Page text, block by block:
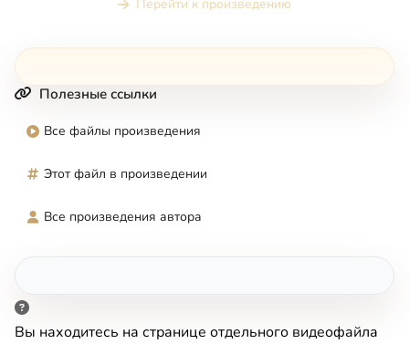
Перейти к произведению
Полезные ссылки
Все файлы произведения
Этот файл в произведении
Все произведения автора
Вы находитесь на странице отдельного видеофайла